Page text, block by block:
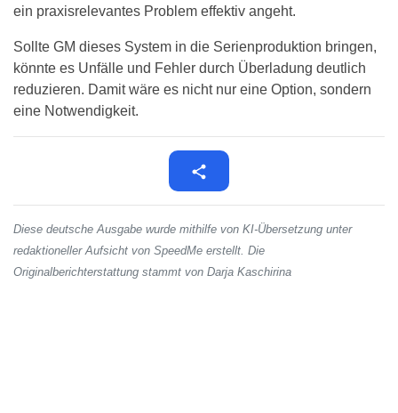
ein praxisrelevantes Problem effektiv angeht.
Sollte GM dieses System in die Serienproduktion bringen,
könnte es Unfälle und Fehler durch Überladung deutlich
reduzieren. Damit wäre es nicht nur eine Option, sondern
eine Notwendigkeit.
Diese deutsche Ausgabe wurde mithilfe von KI-Übersetzung unter
redaktioneller Aufsicht von SpeedMe erstellt. Die
Originalberichterstattung stammt von Darja Kaschirina